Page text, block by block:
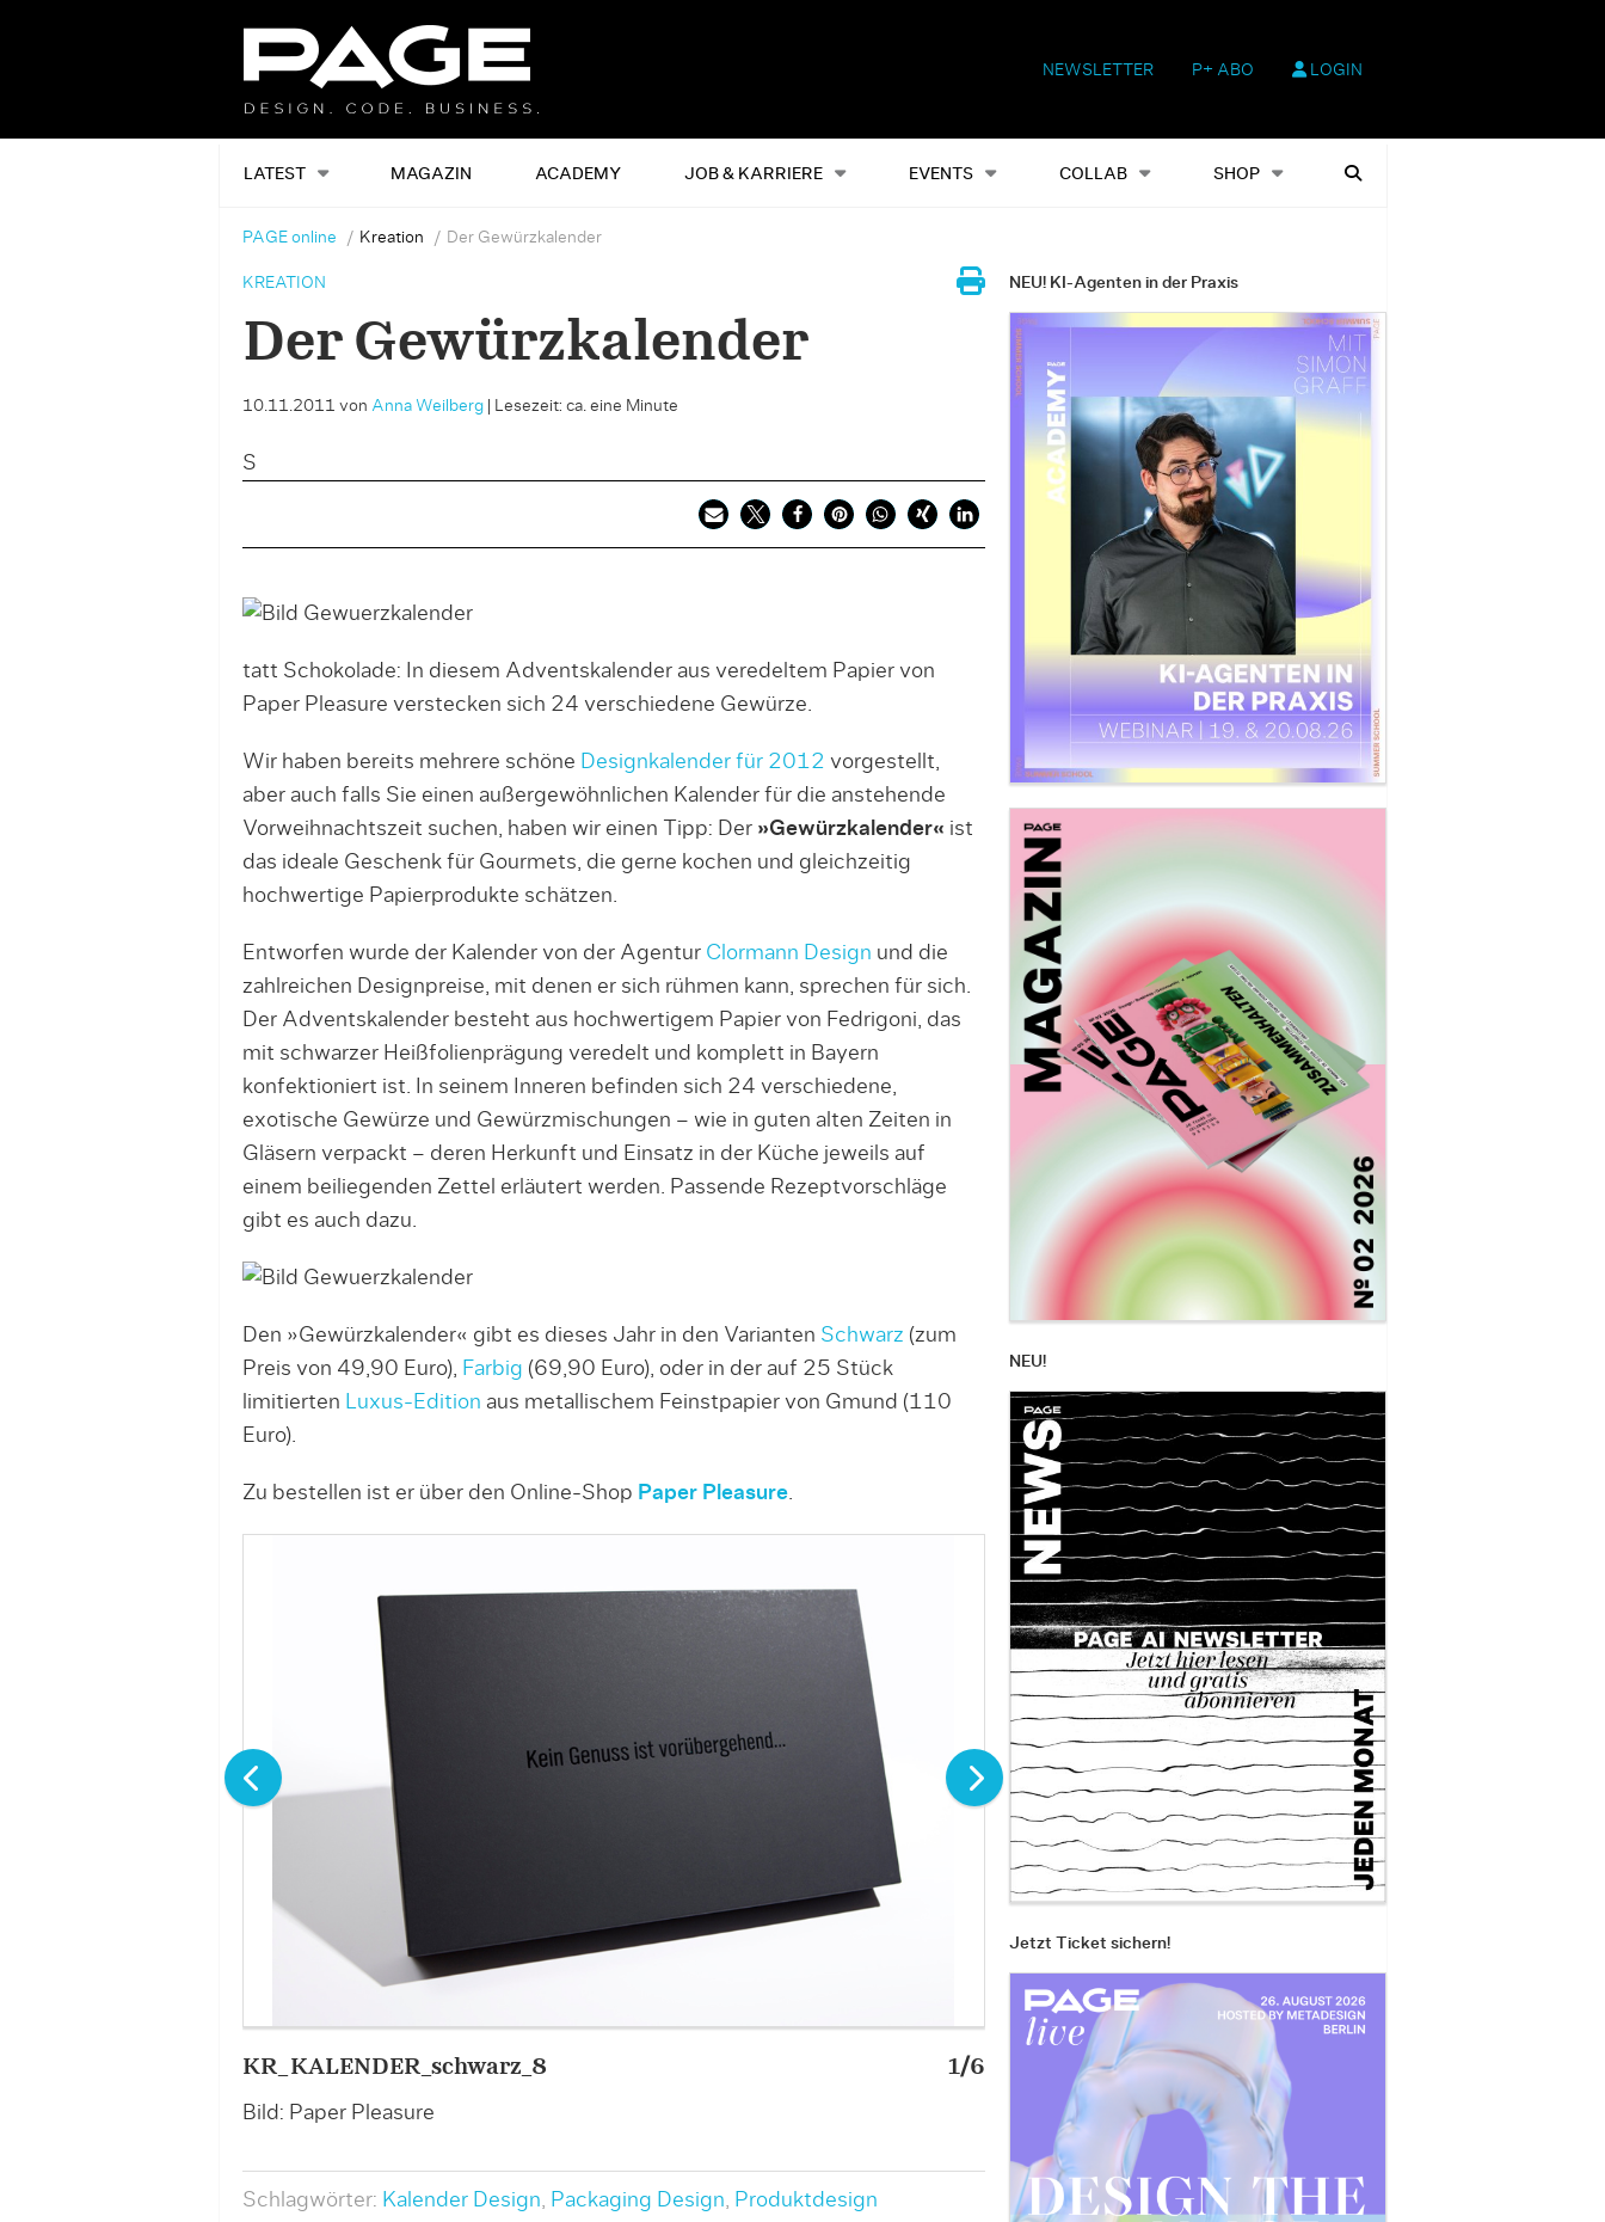
NEWSLETTER P+ ABO LOGIN
LATEST MAGAZIN ACADEMY JOB & KARRIERE EVENTS COLLAB SHOP
Alles Events Shop Heftausgaben Suchen
PAGE online Kreation Der Gewürzkalender
KREATION
Der Gewürzkalender
10.11.2011 von Anna Weilberg| Lesezeit: ca. eine Minute
S
tatt Schokolade: In diesem Adventskalender aus veredeltem Papier von
Paper Pleasure verstecken sich 24 verschiedene Gewürze.
Wir haben bereits mehrere schöne Designkalender für 2012 vorgestellt,
aber auch falls Sie einen außergewöhnlichen Kalender für die anstehende
Vorweihnachtszeit suchen, haben wir einen Tipp: Der »Gewürzkalender« ist
das ideale Geschenk für Gourmets, die gerne kochen und gleichzeitig
hochwertige Papierprodukte schätzen.
Entworfen wurde der Kalender von der Agentur Clormann Design und die
zahlreichen Designpreise, mit denen er sich rühmen kann, sprechen für sich.
Der Adventskalender besteht aus hochwertigem Papier von Fedrigoni, das
mit schwarzer Heißfolienprägung veredelt und komplett in Bayern
konfektioniert ist. In seinem Inneren befinden sich 24 verschiedene,
exotische Gewürze und Gewürzmischungen – wie in guten alten Zeiten in
Gläsern verpackt – deren Herkunft und Einsatz in der Küche jeweils auf
einem beiliegenden Zettel erläutert werden. Passende Rezeptvorschläge
gibt es auch dazu.
Den »Gewürzkalender« gibt es dieses Jahr in den Varianten Schwarz (zum
Preis von 49,90 Euro), Farbig (69,90 Euro), oder in der auf 25 Stück
limitierten Luxus-Edition aus metallischem Feinstpapier von Gmund (110
Euro).
Zu bestellen ist er über den Online-Shop Paper Pleasure.
KR_KALENDER_schwarz_8
Bild: Paper Pleasure
1/6 KALENDER_braun_detail
Bild: Paper Pleasure
Schlagwörter: Kalender Design, Packaging Design, Produktdesign
NEU! KI-Agenten in der Praxis
NEU!
Jetzt Ticket sichern!